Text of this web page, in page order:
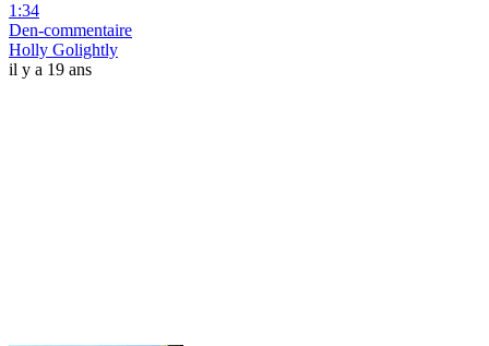
1:34
Den-commentaire
Holly Golightly
il y a 19 ans